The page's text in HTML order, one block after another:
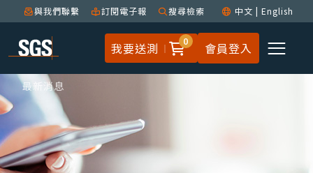
與我們聯繫 訂閱電子報 搜尋檢索 中文 | English
我要送測 0 會員登入
最新消息